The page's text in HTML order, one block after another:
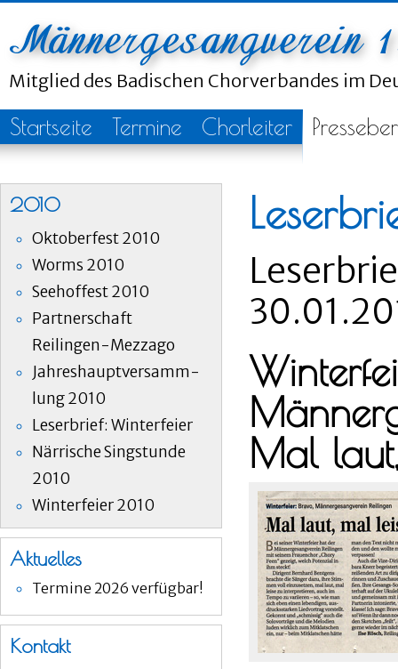
Mitglied des Badischen Chorverbandes im
Startseite Termine Chorleiter
2010
Oktoberfest 2010
Worms 2010
Seehoffest 2010
Partnerschaft
Reilingen-Mezzago
Jahreshauptversamm-
lung 2010
Leserbrief: Winterfeier
Närrische Singstunde
2010
Winterfeier 2010
Aktuelles
Termine 2026 verfügbar!
Kontakt
Mal